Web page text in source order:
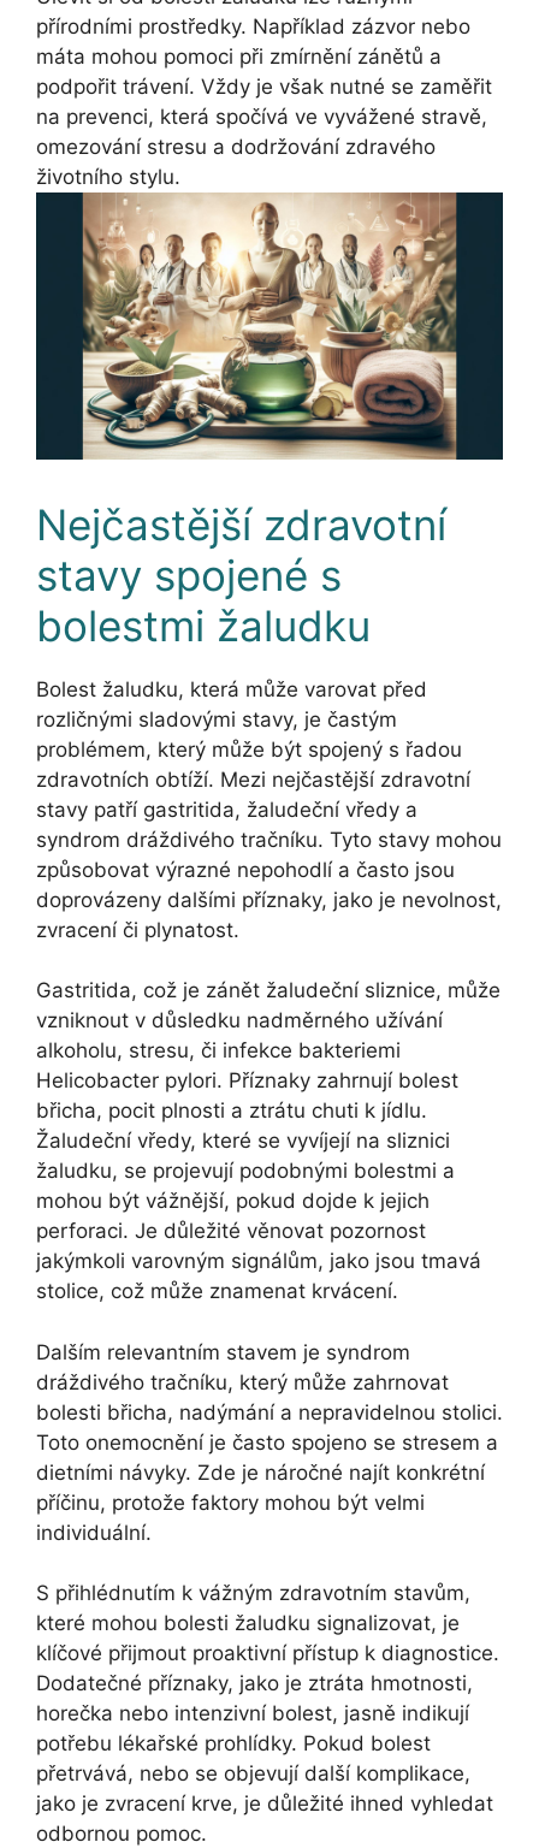
přírodními prostředky. Například zázvor nebo
máta mohou pomoci při zmírnění zánětů a
podpořit trávení. Vždy je však nutné se zaměřit
na prevenci, která spočívá ve vyvážené stravě,
omezování stresu a dodržování zdravého
životního stylu.
Nejčastější zdravotní
stavy spojené s
bolestmi žaludku
Bolest žaludku, která může varovat před
rozličnými sladovými stavy, je častým
problémem, který může být spojený s řadou
zdravotních obtíží. Mezi nejčastější zdravotní
stavy patří gastritida, žaludeční vředy a
syndrom dráždivého tračníku. Tyto stavy mohou
způsobovat výrazné nepohodlí a často jsou
doprovázeny dalšími příznaky, jako je nevolnost,
zvracení či plynatost.
Gastritida, což je zánět žaludeční sliznice, může
vzniknout v důsledku nadměrného užívání
alkoholu, stresu, či infekce bakteriemi
Helicobacter pylori. Příznaky zahrnují bolest
břicha, pocit plnosti a ztrátu chuti k jídlu.
Žaludeční vředy, které se vyvíjejí na sliznici
žaludku, se projevují podobnými bolestmi a
mohou být vážnější, pokud dojde k jejich
perforaci. Je důležité věnovat pozornost
jakýmkoli varovným signálům, jako jsou tmavá
stolice, což může znamenat krvácení.
Dalším relevantním stavem je syndrom
dráždivého tračníku, který může zahrnovat
bolesti břicha, nadýmání a nepravidelnou stolici.
Toto onemocnění je často spojeno se stresem a
dietními návyky. Zde je náročné najít konkrétní
příčinu, protože faktory mohou být velmi
individuální.
S přihlédnutím k vážným zdravotním stavům,
které mohou bolesti žaludku signalizovat, je
klíčové přijmout proaktivní přístup k diagnostice.
Dodatečné příznaky, jako je ztráta hmotnosti,
horečka nebo intenzivní bolest, jasně indikují
potřebu lékařské prohlídky. Pokud bolest
přetrvává, nebo se objevují další komplikace,
jako je zvracení krve, je důležité ihned vyhledat
odbornou pomoc.